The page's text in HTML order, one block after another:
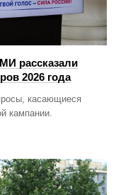
рассказали
2026 года
касающиеся
кампании.